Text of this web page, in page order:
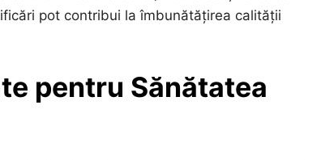
pot contribui la îmbunătățirea calității
pentru Sănătatea